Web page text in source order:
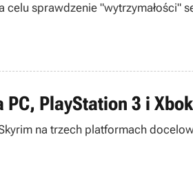
sprawdzenie "wytrzymałości"
PlayStation 3 i
na trzech platformach